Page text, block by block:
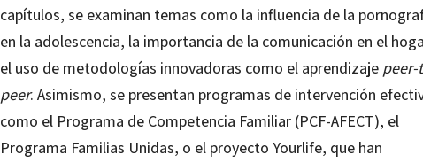
capítulos, se examinan temas como la influencia de la
en la adolescencia, la importancia de la comunicación en el
el uso de metodologías innovadoras como el aprendizaje peer-
peer. Asimismo, se presentan programas de intervención
como el Programa de Competencia Familiar (PCF-AFECT), el
Programa Familias Unidas, o el proyecto Yourlife, que han